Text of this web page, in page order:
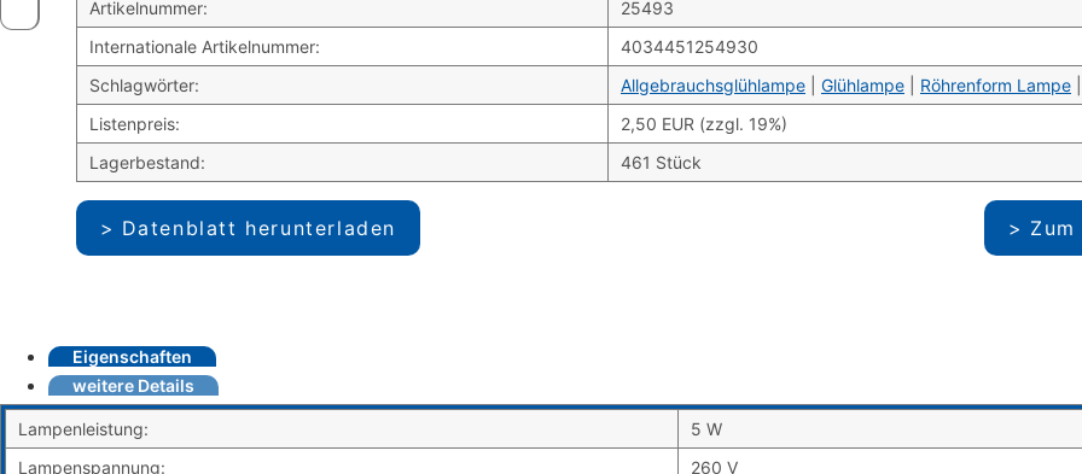
Artikelnummer:
25493
Internationale Artikelnummer:
4034451254930
Schlagwörter:
Allgebrauchsglühlampe Glühlampe Röhrenform Lampe
Listenpreis:
2,50 EUR (zzgl. 19%)
Lagerbestand:
461 Stück
Datenblatt herunterladen
Eigenschaften
weitere Details
Lampenleistung:
5 W
Lampenspannung:
260 V